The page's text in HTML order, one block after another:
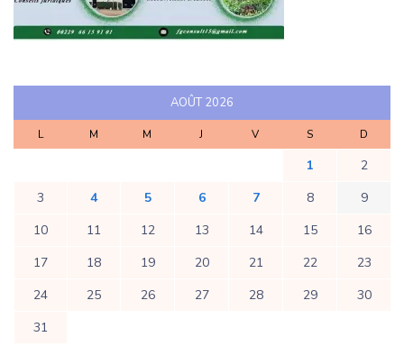
AOÛT 2026
L M M J V S D
1
2
3
4 5 6 7 8
9
10
11 12 13 14 15
16
17
18 19 20 21 22
23
24
25 26 27 28 29
30
31